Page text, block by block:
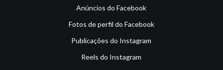
Anúncios do Facebook
Fotos de perfil do Facebook
Publicações do Instagram
Reels do Instagram